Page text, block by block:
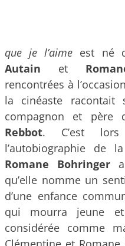
que je l’aime est né
Autain et
rencontrées à
la cinéaste racontait
compagnon et père
Rebbot. C’est
l’autobiographie de
Romane Bohringer
qu’elle nomme un
d’une enfance
qui mourra jeune et
considérée comme